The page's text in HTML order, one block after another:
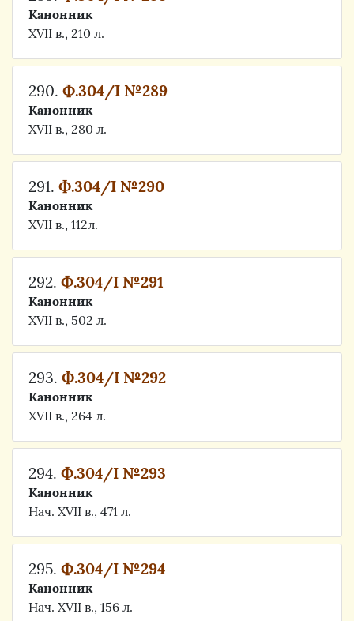
Канонник
XVII в., 210 л.
290. Ф.304/I №289
Канонник
XVII в., 280 л.
291. Ф.304/I №290
Канонник
XVII в., 112л.
292. Ф.304/I №291
Канонник
XVII в., 502 л.
293. Ф.304/I №292
Канонник
XVII в., 264 л.
294. Ф.304/I №293
Канонник
Нач. XVII в., 471 л.
295. Ф.304/I №294
Канонник
Нач. XVII в., 156 л.